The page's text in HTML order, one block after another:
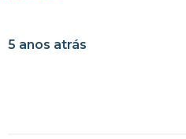
5 anos atrás